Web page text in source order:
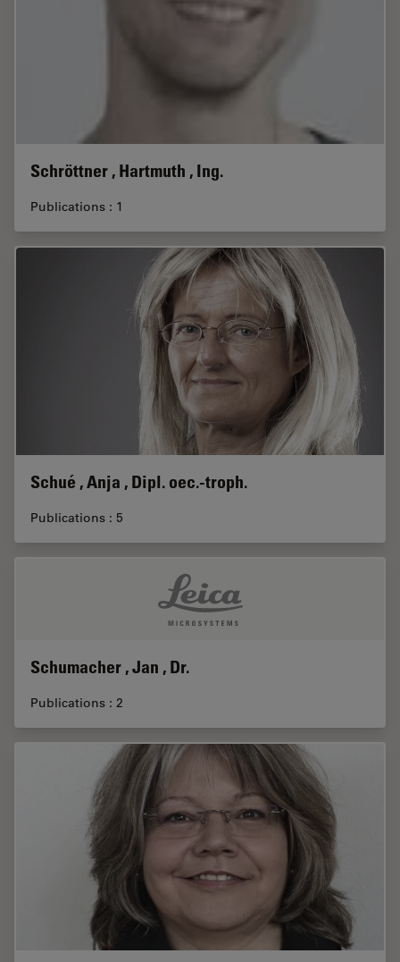
Schröttner , Hartmuth , Ing.
Publications : 1
Schué , Anja , Dipl. oec.-troph.
Publications : 5
Schumacher , Jan , Dr.
Publications : 2